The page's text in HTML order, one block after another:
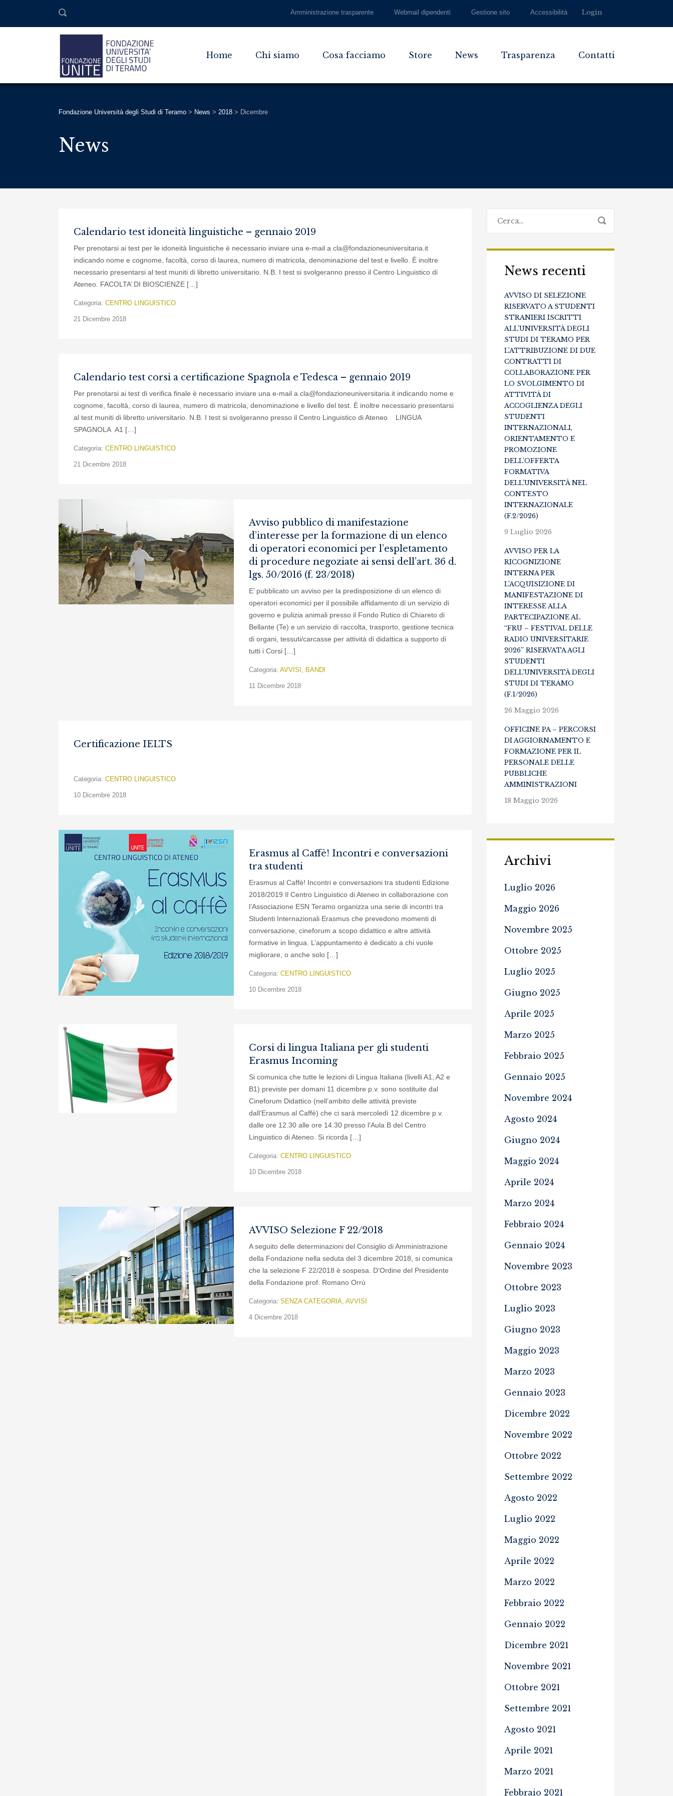
Amministrazione trasparente Webmail dipendenti Gestione sito Accessibilità Login
Home Chi siamo Cosa facciamo Store News Trasparenza Contatti
Fondazione Università degli Studi di Teramo > News > 2018 > Dicembre
News
Calendario test idoneità linguistiche – gennaio 2019
Per prenotarsi ai test per le idoneità linguistiche è necessario inviare una e-mail a cla@fondazioneuniversitaria.it
indicando nome e cognome, facoltà, corso di laurea, numero di matricola, denominazione del test e livello. È inoltre
necessario presentarsi al test muniti di libretto universitario. N.B. I test si svolgeranno presso il Centro Linguistico di
Ateneo. FACOLTA’ DI BIOSCIENZE […]
Categoria: CENTRO LINGUISTICO
21 Dicembre 2018
Calendario test corsi a certificazione Spagnola e Tedesca – gennaio 2019
Per prenotarsi ai test di verifica finale è necessario inviare una e-mail a cla@fondazioneuniversitaria.it indicando nome e
cognome, facoltà, corso di laurea, numero di matricola, denominazione e livello del test. È inoltre necessario presentarsi
al test muniti di libretto universitario. N.B. I test si svolgeranno presso il Centro Linguistico di Ateneo LINGUA
SPAGNOLA A1 […]
Categoria: CENTRO LINGUISTICO
21 Dicembre 2018
Avviso pubblico di manifestazione
d’interesse per la formazione di un elenco
di operatori economici per l’espletamento
di procedure negoziate ai sensi dell’art. 36 d.
lgs. 50/2016 (f. 23/2018)
E’ pubblicato un avviso per la predisposizione di un elenco di
operatori economici per il possibile affidamento di un servizio di
governo e pulizia animali presso il Fondo Rutico di Chiareto di
Bellante (Te) e un servizio di raccolta, trasporto, gestione tecnica
di organi, tessuti/carcasse per attività di didattica a supporto di
tutti i Corsi […]
Categoria: AVVISI , BANDI
11 Dicembre 2018
Certificazione IELTS
Categoria: CENTRO LINGUISTICO
10 Dicembre 2018
Erasmus al Caffè! Incontri e conversazioni
tra studenti
Erasmus al Caffè! Incontri e conversazioni tra studenti Edizione
2018/2019 Il Centro Linguistico di Ateneo in collaborazione con
l’Associazione ESN Teramo organizza una serie di incontri tra
Studenti Internazionali Erasmus che prevedono momenti di
conversazione, cineforum a scopo didattico e altre attività
formative in lingua. L’appuntamento è dedicato a chi vuole
migliorare, o anche solo […]
Categoria: CENTRO LINGUISTICO
10 Dicembre 2018
Corsi di lingua Italiana per gli studenti
Erasmus Incoming
Si comunica che tutte le lezioni di Lingua Italiana (livelli A1, A2 e
B1) previste per domani 11 dicembre p.v. sono sostituite dal
Cineforum Didattico (nell’ambito delle attività previste
dall’Erasmus al Caffè) che ci sarà mercoledì 12 dicembre p.v.
dalle ore 12.30 alle ore 14.30 presso l’Aula B del Centro
Linguistico di Ateneo. Si ricorda […]
Categoria: CENTRO LINGUISTICO
10 Dicembre 2018
AVVISO Selezione F 22/2018
A seguito delle determinazioni del Consiglio di Amministrazione
della Fondazione nella seduta del 3 dicembre 2018, si comunica
che la selezione F 22/2018 è sospesa. D’Ordine del Presidente
della Fondazione prof. Romano Orrù
Categoria: SENZA CATEGORIA, AVVISI
4 Dicembre 2018
News recenti
AVVISO DI SELEZIONE
RISERVATO A STUDENTI
STRANIERI ISCRITTI
ALL’UNIVERSITÀ DEGLI
STUDI DI TERAMO PER
L’ATTRIBUZIONE DI DUE
CONTRATTI DI
COLLABORAZIONE PER
LO SVOLGIMENTO DI
ATTIVITÀ DI
ACCOGLIENZA DEGLI
STUDENTI
INTERNAZIONALI,
ORIENTAMENTO E
PROMOZIONE
DELL’OFFERTA
FORMATIVA
DELL’UNIVERSITÀ NEL
CONTESTO
INTERNAZIONALE
(F.2/2026)
9 Luglio 2026
AVVISO PER LA
RICOGNIZIONE
INTERNA PER
L’ACQUISIZIONE DI
MANIFESTAZIONE DI
INTERESSE ALLA
PARTECIPAZIONE AL
“FRU – FESTIVAL DELLE
RADIO UNIVERSITARIE
2026” RISERVATA AGLI
STUDENTI
DELL’UNIVERSITÀ DEGLI
STUDI DI TERAMO
(F.1/2026)
26 Maggio 2026
OFFICINE PA – PERCORSI
DI AGGIORNAMENTO E
FORMAZIONE PER IL
PERSONALE DELLE
PUBBLICHE
AMMINISTRAZIONI
18 Maggio 2026
Archivi
Luglio 2026
Maggio 2026
Novembre 2025
Ottobre 2025
Luglio 2025
Giugno 2025
Aprile 2025
Marzo 2025
Febbraio 2025
Gennaio 2025
Novembre 2024
Agosto 2024
Giugno 2024
Maggio 2024
Aprile 2024
Marzo 2024
Febbraio 2024
Gennaio 2024
Novembre 2023
Ottobre 2023
Luglio 2023
Giugno 2023
Maggio 2023
Marzo 2023
Gennaio 2023
Dicembre 2022
Novembre 2022
Ottobre 2022
Settembre 2022
Agosto 2022
Luglio 2022
Maggio 2022
Aprile 2022
Marzo 2022
Febbraio 2022
Gennaio 2022
Dicembre 2021
Novembre 2021
Ottobre 2021
Settembre 2021
Agosto 2021
Aprile 2021
Marzo 2021
Febbraio 2021